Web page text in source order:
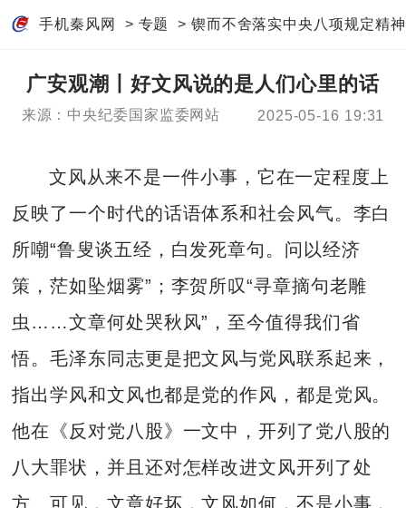
手机秦风网 > 专题 > 锲而不舍落实中央八项规定精神
广安观潮丨好文风说的是人们心里的话
来源：中央纪委国家监委网站 2025-05-16 19:31
文风从来不是一件小事，它在一定程度上
反映了一个时代的话语体系和社会风气。李白
所嘲“鲁叟谈五经，白发死章句。问以经济
策，茫如坠烟雾”；李贺所叹“寻章摘句老雕
虫……文章何处哭秋风”，至今值得我们省
悟。毛泽东同志更是把文风与党风联系起来，
指出学风和文风也都是党的作风，都是党风。
他在《反对党八股》一文中，开列了党八股的
八大罪状，并且还对怎样改进文风开列了处
方。可见，文章好坏，文风如何，不是小事，